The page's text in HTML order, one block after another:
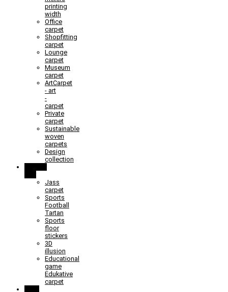
printing
width
Office
carpet
Shopfitting
carpet
Lounge
carpet
Museum
carpet
ArtCarpet
- art
-
carpet
Private
carpet
Sustainable
woven
carpets
Design
collection
Jass
carpet
Sports
Football
Tartan
Sports
floor
stickers
3D
illusion
Educational
game
Edukative
carpet